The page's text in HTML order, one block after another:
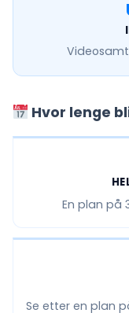
Hvor lenge
En plan på
Se etter en plan